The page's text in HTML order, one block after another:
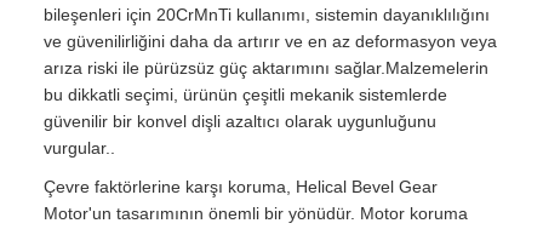
bileşenleri için 20CrMnTi kullanımı, sistemin dayanıklılığını
ve güvenilirliğini daha da artırır ve en az deformasyon veya
arıza riski ile pürüzsüz güç aktarımını sağlar.Malzemelerin
bu dikkatli seçimi, ürünün çeşitli mekanik sistemlerde
güvenilir bir konvel dişli azaltıcı olarak uygunluğunu
vurgular..
Çevre faktörlerine karşı koruma, Helical Bevel Gear
Motor'un tasarımının önemli bir yönüdür. Motor koruma